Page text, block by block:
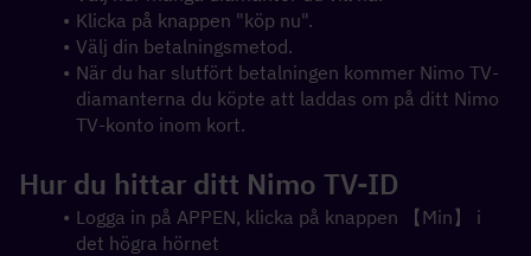
Klicka på knappen "köp nu".
Välj din betalningsmetod.
När du har slutfört betalningen kommer Nimo TV-
diamanterna du köpte att laddas om på ditt Nimo
TV-konto inom kort.
Hur du hittar ditt Nimo TV-ID
Logga in på APPEN, klicka på knappen 【Min】 i
det högra hörnet